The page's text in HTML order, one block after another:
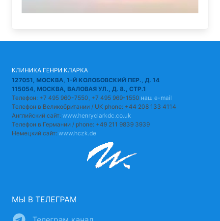
КЛИНИКА ГЕНРИ КЛАРКА
127051, МОСКВА, 1-Й КОЛОБОВСКИЙ ПЕР., Д. 14
115054, МОСКВА, ВАЛОВАЯ УЛ., Д. 8., СТР.1
Телефон: +7 495 960-7550, +7 495 969-1550 наш e-mail
Телефон в Великобритании / UK phone: +44 208 133 4114
Английский сайт: www.henryclarkdc.co.uk
Телефон в Германии / phone: +49 211 9839 3939
Немецкий сайт: www.hczk.de
МЫ В ТЕЛЕГРАМ